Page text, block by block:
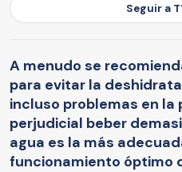
Seguir a
A menudo se
para evitar la
incluso problemas en la
perjudicial beber
agua es la más
funcionamiento óptimo